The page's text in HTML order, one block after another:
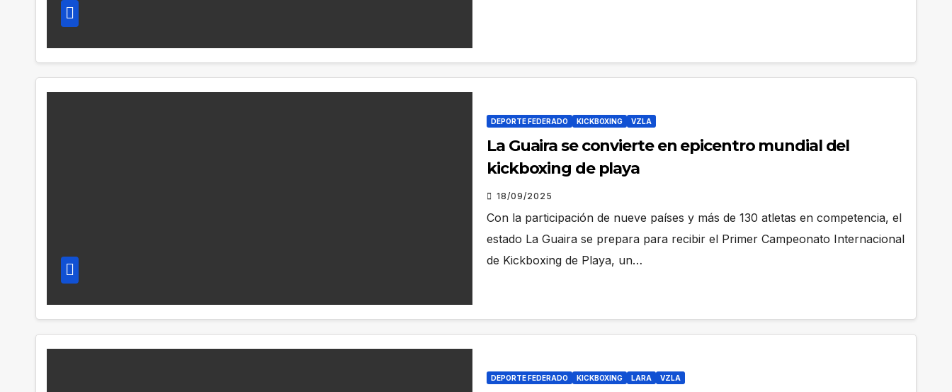
DEPORTE FEDERADO KICKBOXING VZLA
La Guaira se convierte en epicentro mundial del
kickboxing de playa
18/09/2025
Con la participación de nueve países y más de 130 atletas en competencia, el
estado La Guaira se prepara para recibir el Primer Campeonato Internacional
de Kickboxing de Playa, un…
DEPORTE FEDERADO KICKBOXING LARA VZLA